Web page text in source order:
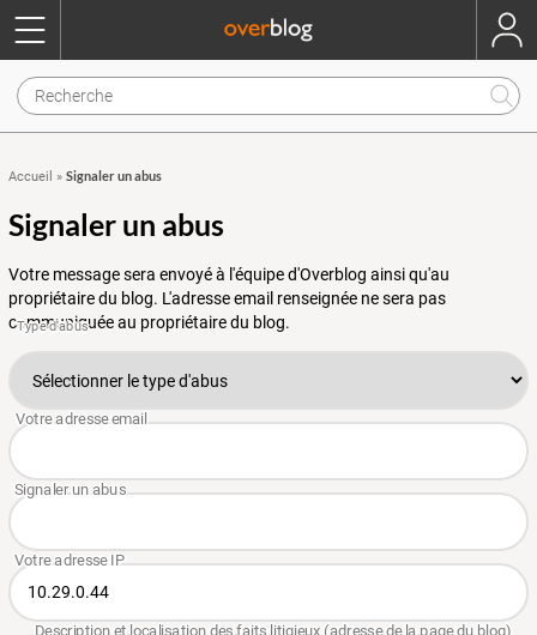
Accueil » Signaler un abus
Signaler un abus
Votre message sera envoyé à l'équipe d'Overblog ainsi qu'au
propriétaire du blog. L'adresse email renseignée ne sera pas
communiquée au propriétaire du blog.